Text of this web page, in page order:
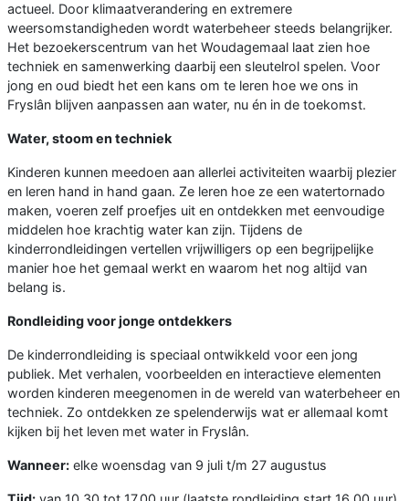
actueel. Door klimaatverandering en extremere
weersomstandigheden wordt waterbeheer steeds belangrijker.
Het bezoekerscentrum van het Woudagemaal laat zien hoe
techniek en samenwerking daarbij een sleutelrol spelen. Voor
jong en oud biedt het een kans om te leren hoe we ons in
Fryslân blijven aanpassen aan water, nu én in de toekomst.
Water, stoom en techniek
Kinderen kunnen meedoen aan allerlei activiteiten waarbij plezier
en leren hand in hand gaan. Ze leren hoe ze een watertornado
maken, voeren zelf proefjes uit en ontdekken met eenvoudige
middelen hoe krachtig water kan zijn. Tijdens de
kinderrondleidingen vertellen vrijwilligers op een begrijpelijke
manier hoe het gemaal werkt en waarom het nog altijd van
belang is.
Rondleiding voor jonge ontdekkers
De kinderrondleiding is speciaal ontwikkeld voor een jong
publiek. Met verhalen, voorbeelden en interactieve elementen
worden kinderen meegenomen in de wereld van waterbeheer en
techniek. Zo ontdekken ze spelenderwijs wat er allemaal komt
kijken bij het leven met water in Fryslân.
Wanneer: elke woensdag van 9 juli t/m 27 augustus